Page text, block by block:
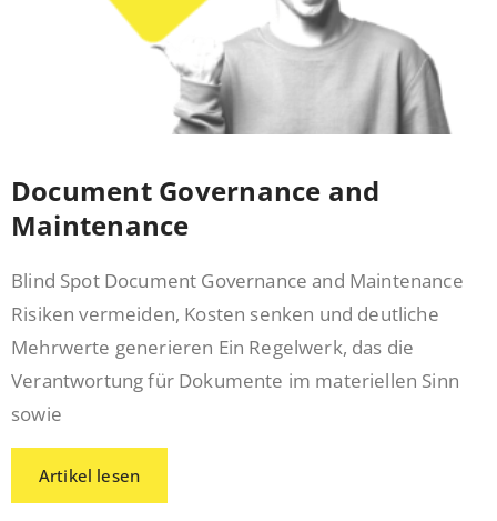
Document Governance and
Maintenance
Blind Spot Document Governance and Maintenance
Risiken vermeiden, Kosten senken und deutliche
Mehrwerte generieren Ein Regelwerk, das die
Verantwortung für Dokumente im materiellen Sinn
sowie
Artikel lesen